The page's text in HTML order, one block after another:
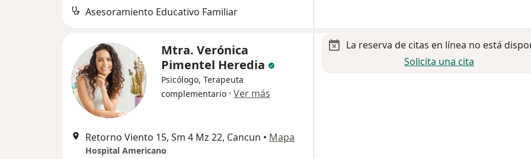
Asesoramiento Educativo Familiar
Mtra. Verónica
Pimentel Heredia
Psicólogo, Terapeuta
complementario · Ver más
Retorno Viento 15, Sm 4 Mz 22, Cancun • Mapa
Hospital Americano
La reserva de citas en línea no está
Solicita una cita